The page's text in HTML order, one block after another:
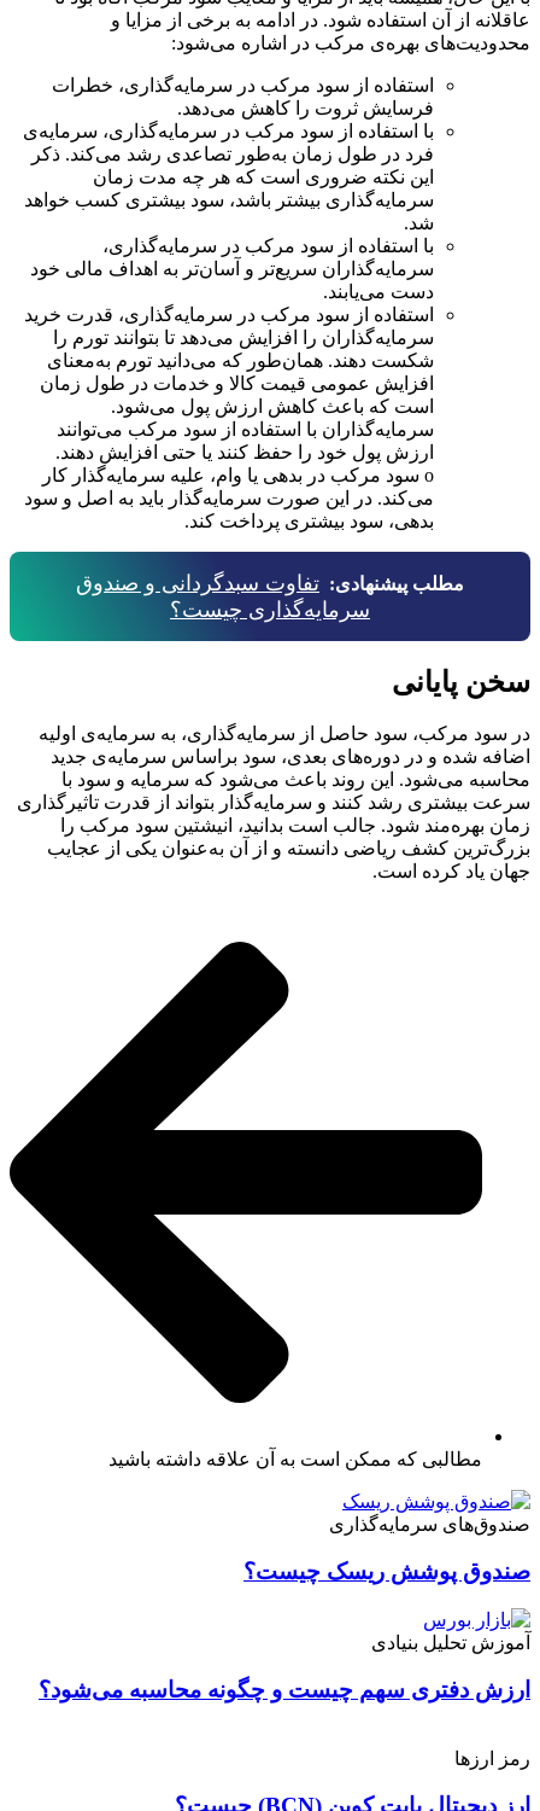
عاقلانه از آن استفاده شود. در ادامه به برخی از مزایا و
محدودیت‌های بهره‌ی مرکب در اشاره می‌شود:
استفاده از سود مرکب در سرمایه‌گذاری، خطرات
فرسایش ثروت را کاهش می‌دهد.
با استفاده از سود مرکب در سرمایه‌گذاری، سرمایه‌ی
فرد در طول زمان به‌طور تصاعدی رشد می‌کند. ذکر
این نکته ضروری است که هر چه مدت زمان
سرمایه‌گذاری بیشتر باشد، سود بیشتری کسب خواهد
شد.
با استفاده از سود مرکب در سرمایه‌گذاری،
سرمایه‌گذاران سریع‌تر و آسان‌تر به اهداف مالی خود
دست می‌یابند.
استفاده از سود مرکب در سرمایه‌گذاری، قدرت خرید
سرمایه‌گذاران را افزایش می‌دهد تا بتوانند تورم را
شکست دهند. همان‌طور که می‌دانید تورم به‌معنای
افزایش عمومی قیمت کالا و خدمات در طول زمان
است که باعث کاهش ارزش پول می‌شود.
سرمایه‌گذاران با استفاده از سود مرکب می‌توانند
ارزش پول خود را حفظ کنند یا حتی افزایش دهند.
o سود مرکب در بدهی یا وام، علیه سرمایه‌گذار کار
می‌کند. در این صورت سرمایه‌گذار باید به اصل و سود
بدهی، سود بیشتری پرداخت کند.
مطلب پیشنهادی: تفاوت سبدگردانی و صندوق
سرمایه‌گذاری چیست؟
سخن پایانی
در سود مرکب، سود حاصل از سرمایه‌گذاری، به سرمایه‌ی اولیه
اضافه شده و در دوره‌های بعدی، سود براساس سرمایه‌ی جدید
محاسبه می‌شود. این روند باعث می‌شود که سرمایه و سود با
سرعت بیشتری رشد کنند و سرمایه‌گذار بتواند از قدرت تاثیرگذاری
زمان بهره‌مند شود. جالب است بدانید، انیشتین سود مرکب را
بزرگ‌ترین کشف ریاضی دانسته و از آن به‌عنوان یکی از عجایب
جهان یاد کرده است.
مطالبی که ممکن است به آن علاقه داشته باشید
صندوق‌های سرمایه‌گذاری
صندوق‌ پوشش ریسک چیست؟
آموزش تحلیل بنیادی
ارزش دفتری سهم چیست و چگونه محاسبه می‌شود؟
رمز ارزها
ارز دیجیتال بایت کوین (BCN) چیست؟